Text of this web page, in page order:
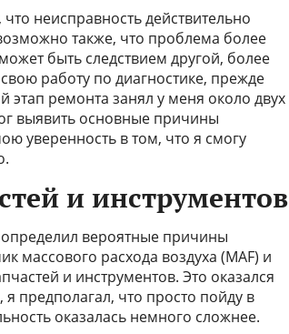
неисправность действительно
также, что проблема более
быть следствием другой, более
работу по диагностике, прежде
этап ремонта занял у меня около двух
выявить основные причины
уверенность в том, что я смогу
и инструментов
определил вероятные причины
массового расхода воздуха (MAF) и
и инструментов. Это оказался
предполагал, что просто пойду в
оказалась немного сложнее.